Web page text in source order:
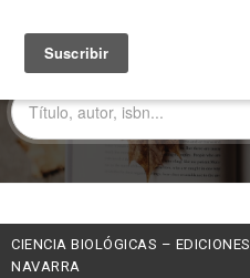
CIENCIA BIOLÓGICAS –
NAVARRA